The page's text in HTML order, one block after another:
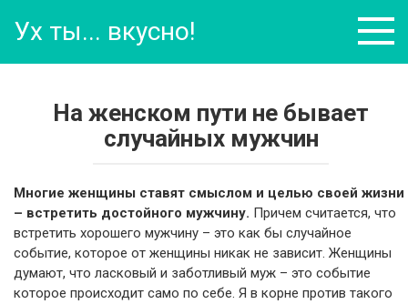
Ух ты... вкусно!
На женском пути не бывает
случайных мужчин
Многие женщины ставят смыслом и целью своей жизни
– встретить достойного мужчину. Причем считается, что
встретить хорошего мужчину – это как бы случайное
событие, которое от женщины никак не зависит. Женщины
думают, что ласковый и заботливый муж – это событие
которое происходит само по себе. Я в корне против такого